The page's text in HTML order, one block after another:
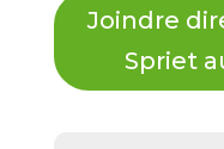
Joindre
Spriet